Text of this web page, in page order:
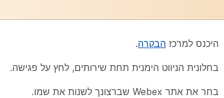
היכנס למרכז הבקרה.
בחלונית הניווט הימנית תחת שירותים, לחץ על פגישה.
בחר את אתר Webex שברצונך לשנות את שמו.